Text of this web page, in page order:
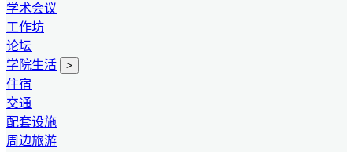
学术会议
工作坊
论坛
学院生活
>
住宿
交通
配套设施
周边旅游